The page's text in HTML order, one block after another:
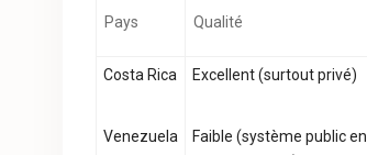
Pays Qualité
Costa Rica Excellent (surtout privé)
Venezuela
Faible (système public en